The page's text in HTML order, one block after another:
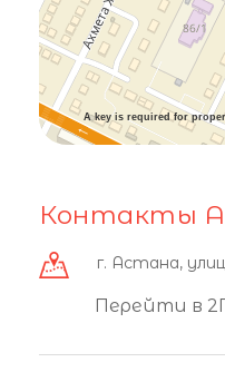
A key is required for
Контакты
г. Астана,
Перейти в